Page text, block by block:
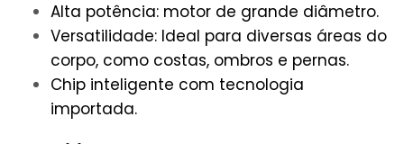
Alta potência: motor de grande diâmetro.
Versatilidade: Ideal para diversas áreas do
corpo, como costas, ombros e pernas.
Chip inteligente com tecnologia
importada.